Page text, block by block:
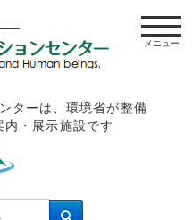
ターは、環境省が整備
内・展示施設です
t
o